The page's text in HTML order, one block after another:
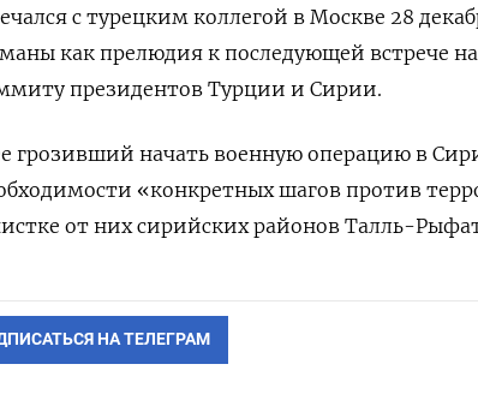
с турецким коллегой в Москве 28
как прелюдия к последующей встрече
президентов Турции и Сирии.
грозивший начать военную операцию в
«конкретных шагов против
от них сирийских районов Талль-
НА ТЕЛЕГРАМ